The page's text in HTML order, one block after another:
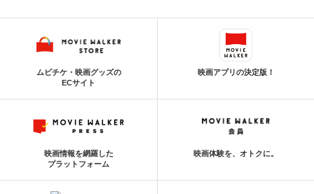
ムビチケ・映画グッズの
ECサイト
映画アプリの決定版！
映画情報を網羅した
プラットフォーム
映画体験を、オトクに。